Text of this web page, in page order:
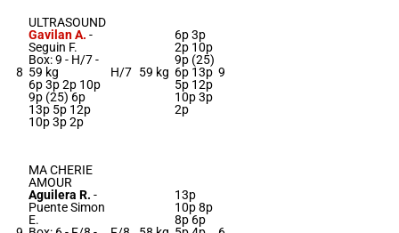
8
ULTRASOUND
Gavilan A. -
Seguin F.
Box: 9 - H/7 -
59 kg
6p 3p 2p 10p
9p (25) 6p
13p 5p 12p
10p 3p 2p
H/7 59 kg
6p 3p
2p 10p
9p (25)
6p 13p
5p 12p
10p 3p
2p
9
MA CHERIE
AMOUR
Aguilera R. -
Puente Simon
E.
13p
10p 8p
8p 6p